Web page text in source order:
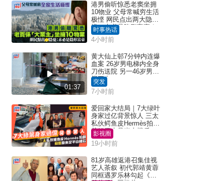
港男偷听惊悉老窦坐拥
10物业 父母常喊穷生活
极悭 网民点出两大隐
忧：未必是隐形富豪｜
Juicy叮
时事热话
4小时前
01:37
黄大仙上邨7分钟内连爆
血案 26岁男电梯内全身
刀伤送院 另一46岁男倒
毙平台
突发
7小时前
爱回家大结局｜7大绿叶
身家过亿背景惊人 三太
私伙鳄鱼皮Hermès拍剧
苏姐原来是半山楼后
影视圈
19小时前
81岁高雄返港召集佳视
艺人茶叙 初代郭靖黄蓉
同框遇罗乐林勾起《神